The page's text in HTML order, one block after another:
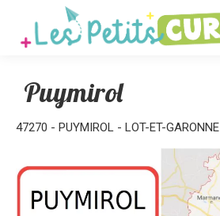
Puymirol
47270 - PUYMIROL - LOT-ET-GARONNE